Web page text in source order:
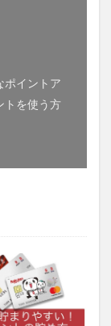
ポイントア
トを使う方